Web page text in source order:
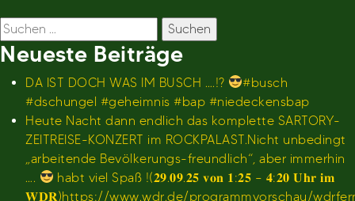
Suchen
nach:
Neueste Beiträge
DA IST DOCH WAS IM BUSCH ….!?
#busch
#dschungel #geheimnis #bap #niedeckensbap
Heute Nacht dann endlich das komplette SARTORY-
ZEITREISE-KONZERT im ROCKPALAST.Nicht unbedingt
„arbeitende Bevölkerungs-freundlich“, aber immerhin
….
habt viel Spaß !(𝟐𝟗.𝟎𝟗.𝟐𝟓 𝐯𝐨𝐧 𝟏:𝟐𝟓 – 𝟒:𝟐𝟎 𝐔𝐡𝐫 𝐢𝐦
𝐖𝐃𝐑)https://www.wdr.de/programmvorschau/